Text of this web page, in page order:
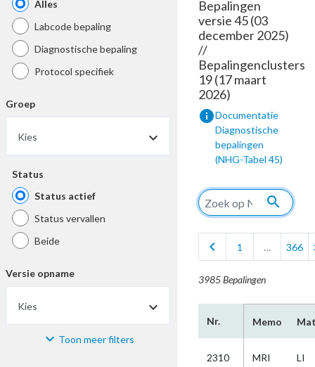
Alles
Labcode bepaling
Diagnostische bepaling
Protocol specifiek
Groep
Kies
Status
Status actief
Status vervallen
Beide
Versie opname
Kies
Materiaal Toon meer filters
Bepalingen
versie 45 (03
december 2025)
//
Bepalingenclusters
19 (17 maart
2026)
infoDocumentatie
Diagnostische
bepalingen
(NHG-Tabel 45)
search
chevron_left 1 … 366
3985 Bepalingen
Nr. Memo
2310 MRI LI